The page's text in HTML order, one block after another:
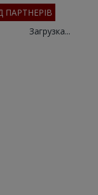
ПАРТНЕРІВ
Загрузка...